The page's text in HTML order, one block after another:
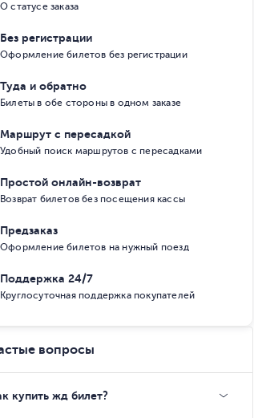
О статусе заказа
Без регистрации
Оформление билетов без регистрации
Туда и обратно
Билеты в обе стороны в одном заказе
Маршрут с пересадкой
Удобный поиск маршрутов с пересадками
Простой онлайн-возврат
Возврат билетов без посещения кассы
Предзаказ
Оформление билетов на нужный поезд
Поддержка 24/7
Круглосуточная поддержка покупателей
вопросы
купить жд билет?